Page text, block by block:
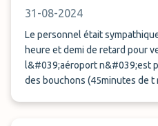
monter dans l avion. Au retour méme shemas; 1 heure 30 d
attente a l&#039;aeroport
2 heures 15 entre l arrivée à l
31-08-2024
Le personnel était sympathique et
heure et demi de retard pour
l&#039;aéroport n&#039;est
des bouchons (45minutes de t